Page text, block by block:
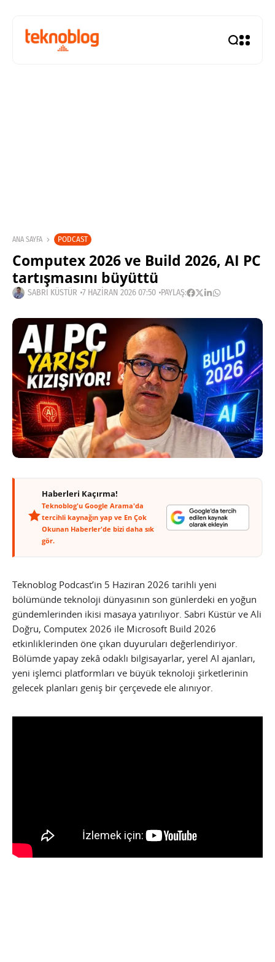
ANA SAYFA PODCAST
Computex 2026 ve Build 2026, AI PC
tartışmasını büyüttü
SABRI KÜSTÜR 7 HAZIRAN 2026 07:50 PAYLAŞ:
Haberleri Kaçırma!
Teknoblog'u Google Arama'da
tercihli kaynağın yap ve En Çok
Okunan Haberler'de bizi daha sık
gör.
Teknoblog Podcast’in 5 Haziran 2026 tarihli yeni
bölümünde teknoloji dünyasının son günlerdeki en yoğun
gündemlerinden ikisi masaya yatırılıyor. Sabri Küstür ve Ali
Doğru, Computex 2026 ile Microsoft Build 2026
etkinliklerinden öne çıkan duyuruları değerlendiriyor.
Bölümde yapay zekâ odaklı bilgisayarlar, yerel AI ajanları,
yeni işlemci platformları ve büyük teknoloji şirketlerinin
gelecek planları geniş bir çerçevede ele alınıyor.